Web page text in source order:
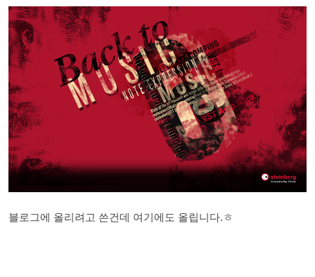
블로그에 올리려고 쓴건데 여기에도 올립니다.ㅎ